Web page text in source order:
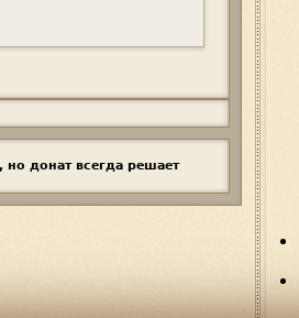
но донат всегда решает